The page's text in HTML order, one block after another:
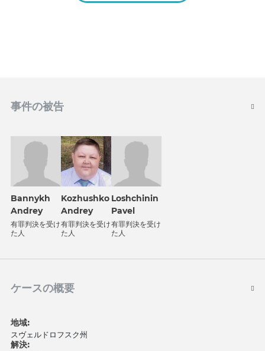
事件の被告
Bannykh
Andrey
有罪判決を受け
た人
Kozhushko
Andrey
有罪判決を受け
た人
Loshchinin
Pavel
有罪判決を受け
た人
ケースの概要
地域:
スヴェルドロフスク州
解決: